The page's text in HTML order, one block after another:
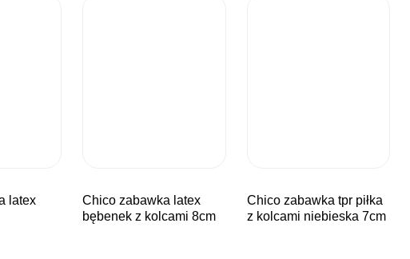
chico zabawka latex
bębenek z kolcami 8cm
chico zabawka tpr piłka
z kolcami niebieska 7cm